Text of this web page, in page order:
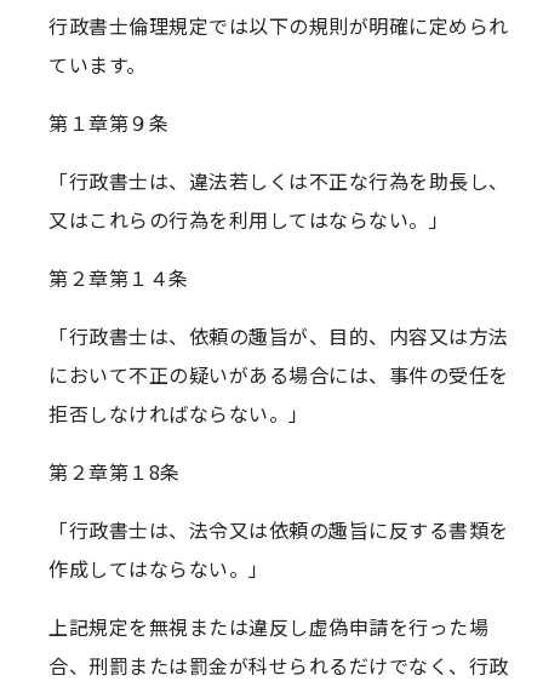
行政書士倫理規定では以下の規則が明確に定められ
ています。
第１章第９条
「行政書士は、違法若しくは不正な行為を助長し、
又はこれらの行為を利用してはならない。」
第２章第１４条
「行政書士は、依頼の趣旨が、目的、内容又は方法
において不正の疑いがある場合には、事件の受任を
拒否しなければならない。」
第２章第１8条
「行政書士は、法令又は依頼の趣旨に反する書類を
作成してはならない。」
上記規定を無視または違反し虚偽申請を行った場
合、刑罰または罰金が科せられるだけでなく、行政